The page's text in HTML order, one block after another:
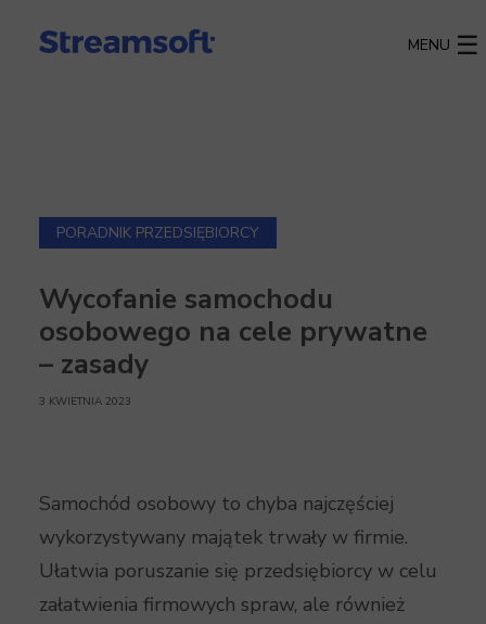
MENU
PORADNIK PRZEDSIĘBIORCY
Wycofanie samochodu
osobowego na cele prywatne
– zasady
3 KWIETNIA 2023
Samochód osobowy to chyba najczęściej
wykorzystywany majątek trwały w firmie.
Ułatwia poruszanie się przedsiębiorcy w celu
załatwienia firmowych spraw, ale również